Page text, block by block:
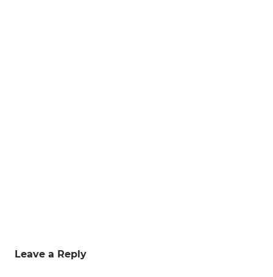
AMPOLLA
Leave a Reply